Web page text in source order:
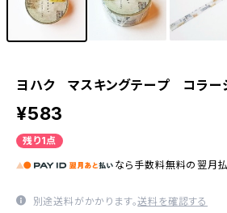
ヨハク マスキングテープ コラ
¥583
残り1点
なら 手数料無料の 翌月
別途送料がかかります。送料を確認する